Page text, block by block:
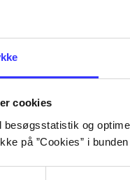
cookies
besøgsstatistik og
på ”Cookies” i